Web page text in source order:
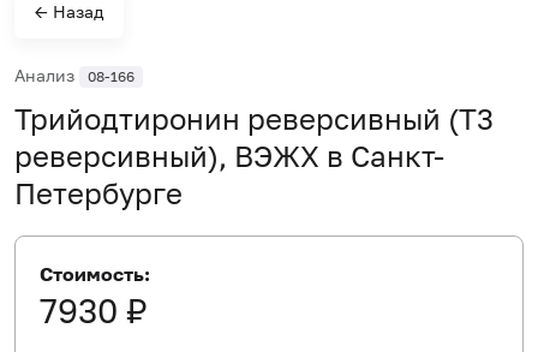
← Назад
Анализ 08-166
Трийодтиронин реверсивный (Т3
реверсивный), ВЭЖХ в Санкт-
Петербурге
Стоимость:
7930 ₽